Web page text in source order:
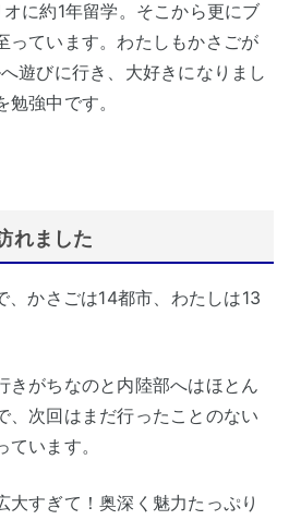
に約1年留学。そこから更にブ
っています。わたしもかさごが
遊びに行き、大好きになりまし
勉強中です。
れました
、かさごは14都市、わたしは13
きがちなのと内陸部へはほとん
、次回はまだ行ったことのない
います。
大すぎて！奥深く魅力たっぷり